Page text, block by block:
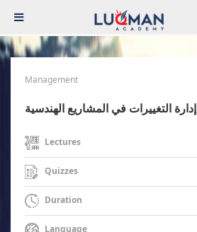
Management
إدارة التغييرات في المشاريع الهندسية
Lectures
Quizzes
Duration
Language